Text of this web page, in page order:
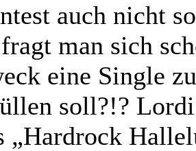
auch nicht
man sich
eine Single
soll?!?
„Hardrock